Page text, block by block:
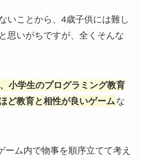
いことから、4歳子供には難し
思いがちですが、全くそんな
小学生のプログラミング教育
ど教育と相性が良いゲームな
ーム内で物事を順序立てて考え